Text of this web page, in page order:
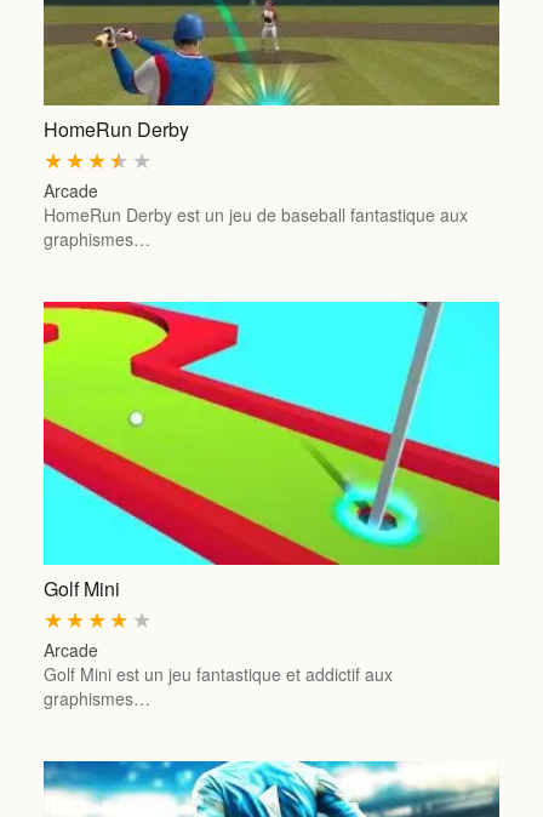
HomeRun Derby
★
★
★
★
★
Arcade
HomeRun Derby est un jeu de baseball fantastique aux
graphismes…
Golf Mini
★
★
★
★
★
Arcade
Golf Mini est un jeu fantastique et addictif aux
graphismes…